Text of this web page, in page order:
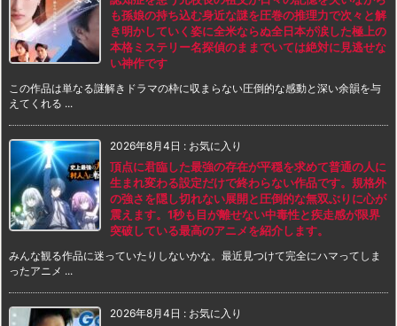
も孫娘の持ち込む身近な謎を圧巻の推理力で次々と解
き明かしていく姿に全米ならぬ全日本が涙した極上の
本格ミステリー名探偵のままでいては絶対に見逃せな
い神作です
この作品は単なる謎解きドラマの枠に収まらない圧倒的な感動と深い余韻を与
えてくれる ...
2026年8月4日 : お気に入り
頂点に君臨した最強の存在が平穏を求めて普通の人に
生まれ変わる設定だけで終わらない作品です。規格外
の強さを隠し切れない展開と圧倒的な無双ぶりに心が
震えます。1秒も目が離せない中毒性と疾走感が限界
突破している最高のアニメを紹介します。
みんな観る作品に迷っていたりしないかな。最近見つけて完全にハマってしま
ったアニメ ...
2026年8月4日 : お気に入り